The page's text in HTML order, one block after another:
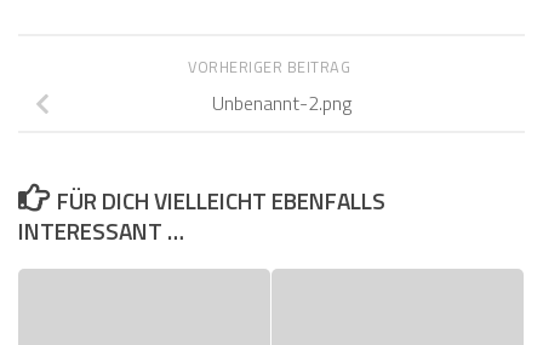
VORHERIGER BEITRAG
Unbenannt-2.png
FÜR DICH VIELLEICHT EBENFALLS
INTERESSANT …